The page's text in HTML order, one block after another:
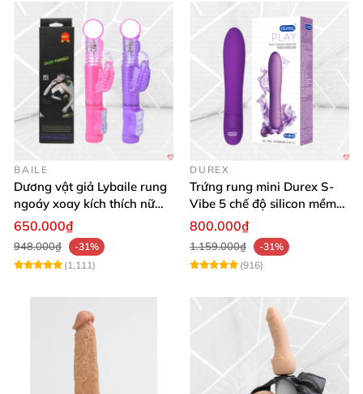
BAILE
Dương vật giả Lybaile rung
ngoáy xoay kích thích nữ
thủ dâm
650.000₫
948.000₫
-31%
(1,111)
DUREX
Trứng rung mini Durex S-
Vibe 5 chế độ silicon mềm
mịn cao cấp
800.000₫
1.159.000₫
-31%
(916)